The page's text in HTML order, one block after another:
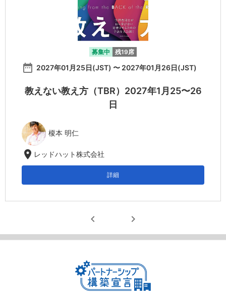
募集中 残19席
date_range 2027年01月25日(JST) 〜 2027年01月26日(JST)
教えない教え方（TBR）2027年1月25〜26
日
榎本 明仁
location_on レッドハット株式会社
詳細
chevron_left chevron_right